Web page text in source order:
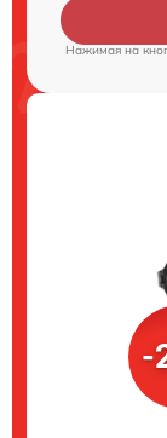
Нажимая на
-